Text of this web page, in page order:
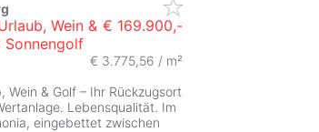
Wein &
Sonnengolf
€ 169.900,-
€ 3.775,56 / m²
& Golf – Ihr Rückzugsort
Lebensqualität. Im
eingebettet zwischen